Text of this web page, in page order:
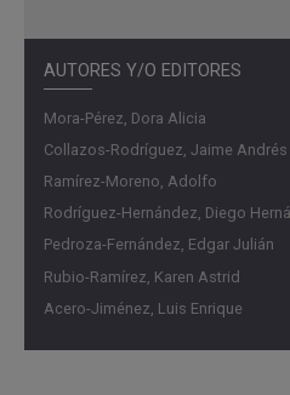
AUTORES Y/O EDITORES
Mora-Pérez, Dora Alicia
Collazos-Rodríguez, Jaime Andrés
Ramírez-Moreno, Adolfo
Rodríguez-Hernández, Diego
Pedroza-Fernández, Edgar Julián
Rubio-Ramírez, Karen Astrid
Acero-Jiménez, Luis Enrique